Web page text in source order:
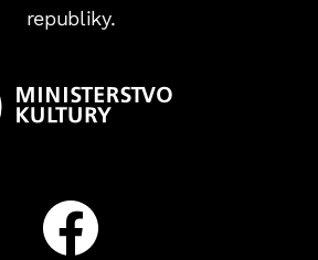
republiky.
Facebook